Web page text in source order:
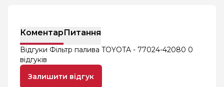
КоментарПитання
Відгуки Фільтр палива TOYOTA - 77024-42080 0
відгуків
Залишити відгук